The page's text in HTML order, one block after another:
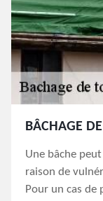
BÂCHAGE
Une bâche
raison de
Pour un cas de